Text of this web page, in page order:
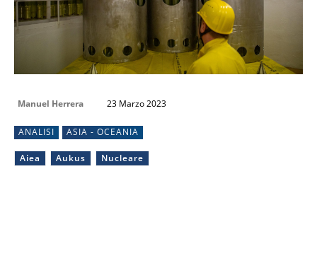
Manuel Herrera 23 Marzo 2023
ANALISI ASIA - OCEANIA
Aiea Aukus Nucleare